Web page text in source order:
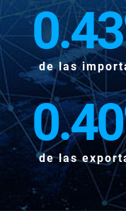
0.43
de las
0.40
de las